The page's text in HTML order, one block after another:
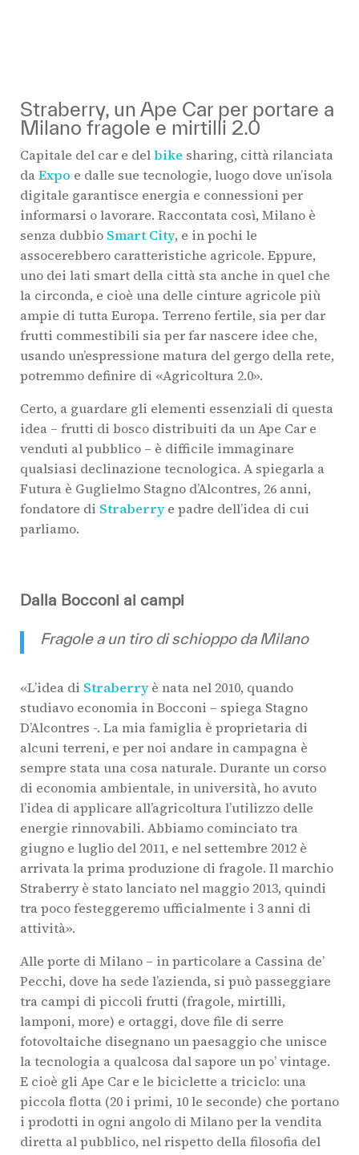
Straberry, un Ape Car per portare a
Milano fragole e mirtilli 2.0
Capitale del car e delbike sharing, città rilanciata
daExpo e dalle sue tecnologie, luogo dove un’isola
digitale garantisce energia e connessioni per
informarsi o lavorare. Raccontata così, Milano è
senza dubbio Smart City, e in pochi le
assocerebbero caratteristiche agricole. Eppure,
uno dei lati smart della città sta anche in quel che
la circonda, e cioè una delle cinture agricole più
ampie di tutta Europa. Terreno fertile, sia per dar
frutti commestibili sia per far nascere idee che,
usando un’espressione matura del gergo della rete,
potremmo definire di «Agricoltura 2.0».
Certo, a guardare gli elementi essenziali di questa
idea – frutti di bosco distribuiti da un Ape Car e
venduti al pubblico – è difficile immaginare
qualsiasi declinazione tecnologica. A spiegarla a
Futura è Guglielmo Stagno d’Alcontres, 26 anni,
fondatore di Straberrye padre dell’idea di cui
parliamo.
Dalla Bocconi ai campi
Fragole a un tiro di schioppo da Milano
«L’idea di Straberryè nata nel 2010, quando
studiavo economia in Bocconi – spiega Stagno
D’Alcontres -. La mia famiglia è proprietaria di
alcuni terreni, e per noi andare in campagna è
sempre stata una cosa naturale. Durante un corso
di economia ambientale, in università, ho avuto
l’idea di applicare all’agricoltura l’utilizzo delle
energie rinnovabili. Abbiamo cominciato tra
giugno e luglio del 2011, e nel settembre 2012 è
arrivata la prima produzione di fragole. Il marchio
Straberry è stato lanciato nel maggio 2013, quindi
tra poco festeggeremo ufficialmente i 3 anni di
attività».
Alle porte di Milano – in particolare a Cassina de’
Pecchi, dove ha sede l’azienda, si può passeggiare
tra campi di piccoli frutti (fragole, mirtilli,
lamponi, more) e ortaggi, dove file di serre
fotovoltaiche disegnano un paesaggio che unisce
la tecnologia a qualcosa dal sapore un po’ vintage.
E cioè gli Ape Car e le biciclette a triciclo: una
piccola flotta (20 i primi, 10 le seconde) che portano
i prodotti in ogni angolo di Milano per la vendita
diretta al pubblico, nel rispetto della filosofia del